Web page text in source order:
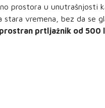
prostora u unutrašnjosti
vremena, bez da se
prtljažnik od 500